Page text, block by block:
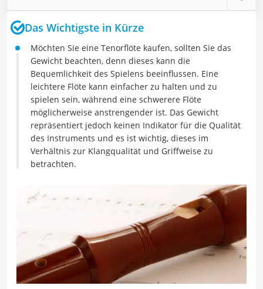
Das Wichtigste in Kürze
Möchten Sie eine Tenorflöte kaufen, sollten Sie das
Gewicht beachten, denn dieses kann die
Bequemlichkeit des Spielens beeinflussen. Eine
leichtere Flöte kann einfacher zu halten und zu
spielen sein, während eine schwerere Flöte
möglicherweise anstrengender ist. Das Gewicht
repräsentiert jedoch keinen Indikator für die Qualität
des Instruments und es ist wichtig, dieses im
Verhältnis zur Klangqualität und Griffweise zu
betrachten.